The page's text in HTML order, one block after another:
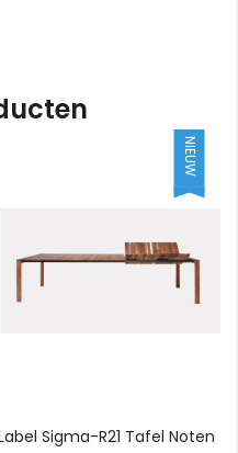
NIEUW
Sigma-R21 Tafel Noten